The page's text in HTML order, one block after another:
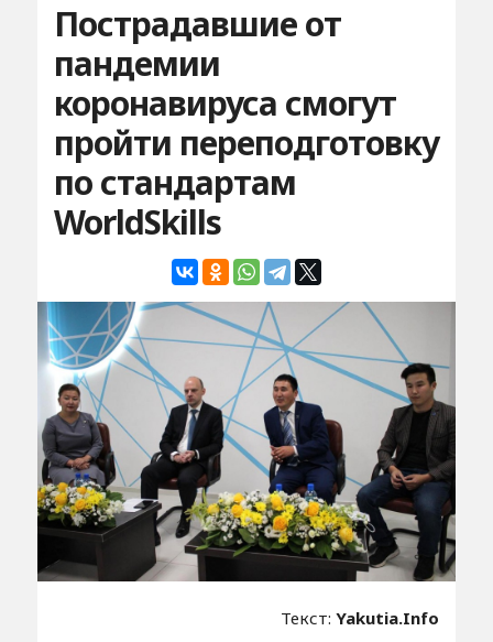
Пострадавшие от
пандемии
коронавируса смогут
пройти переподготовку
по стандартам
WorldSkills
Текст:Yakutia.Info